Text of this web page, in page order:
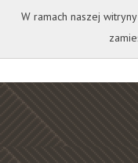
W ramach naszej